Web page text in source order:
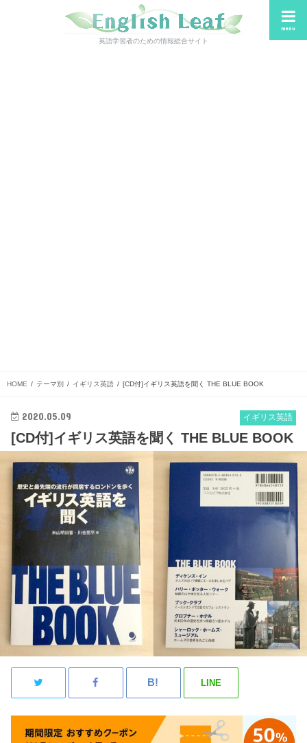
英語学習者のための情報総合サイト
menu
HOME テーマ別 イギリス英語 [CD付]イギリス英語を聞く THE BLUE BOOK
イギリス英語
2020.05.09
[CD付]イギリス英語を聞く THE BLUE BOOK
LINE